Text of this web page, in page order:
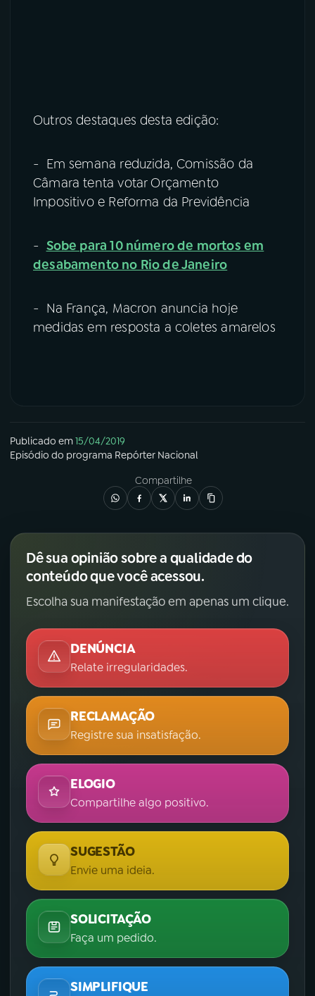
Outros destaques desta edição:
- Em semana reduzida, Comissão da
Câmara tenta votar Orçamento
Impositivo e Reforma da Previdência
- Sobe para 10 número de mortos em
desabamento no Rio de Janeiro
- Na França, Macron anuncia hoje
medidas em resposta a coletes amarelos
Publicado em15/04/2019
Episódio do programa Repórter Nacional
Compartilhe
Dê sua opinião sobre a qualidade do
conteúdo que você acessou.
Escolha sua manifestação em apenas um clique.
DENÚNCIA
Relate irregularidades.
RECLAMAÇÃO
Registre sua insatisfação.
ELOGIO
Compartilhe algo positivo.
SUGESTÃO
Envie uma ideia.
SOLICITAÇÃO
Faça um pedido.
SIMPLIFIQUE